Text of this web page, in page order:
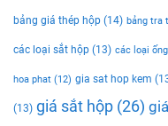
bảng giá thép hộp (14) bảng tra
các loại sắt hộp (13) các loại ống
hoa phat (12) gia sat hop kem
(13) giá sắt hộp (26)